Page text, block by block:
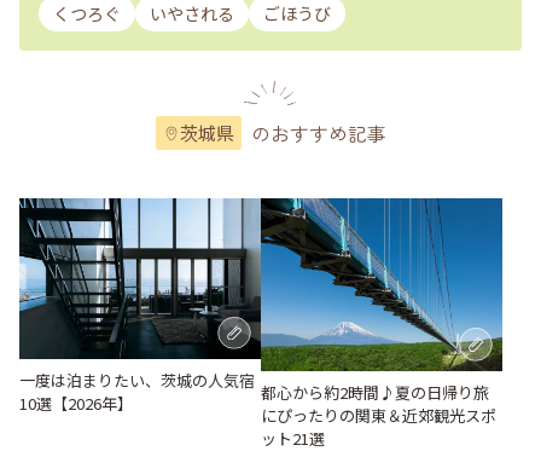
くつろぐ
いやされる ごほうび
茨城県 のおすすめ記事
一度は泊まりたい、茨城の人気宿
10選【2026年】
都心から約2時間♪夏の日帰り旅
にぴったりの関東＆近郊観光スポ
ット21選